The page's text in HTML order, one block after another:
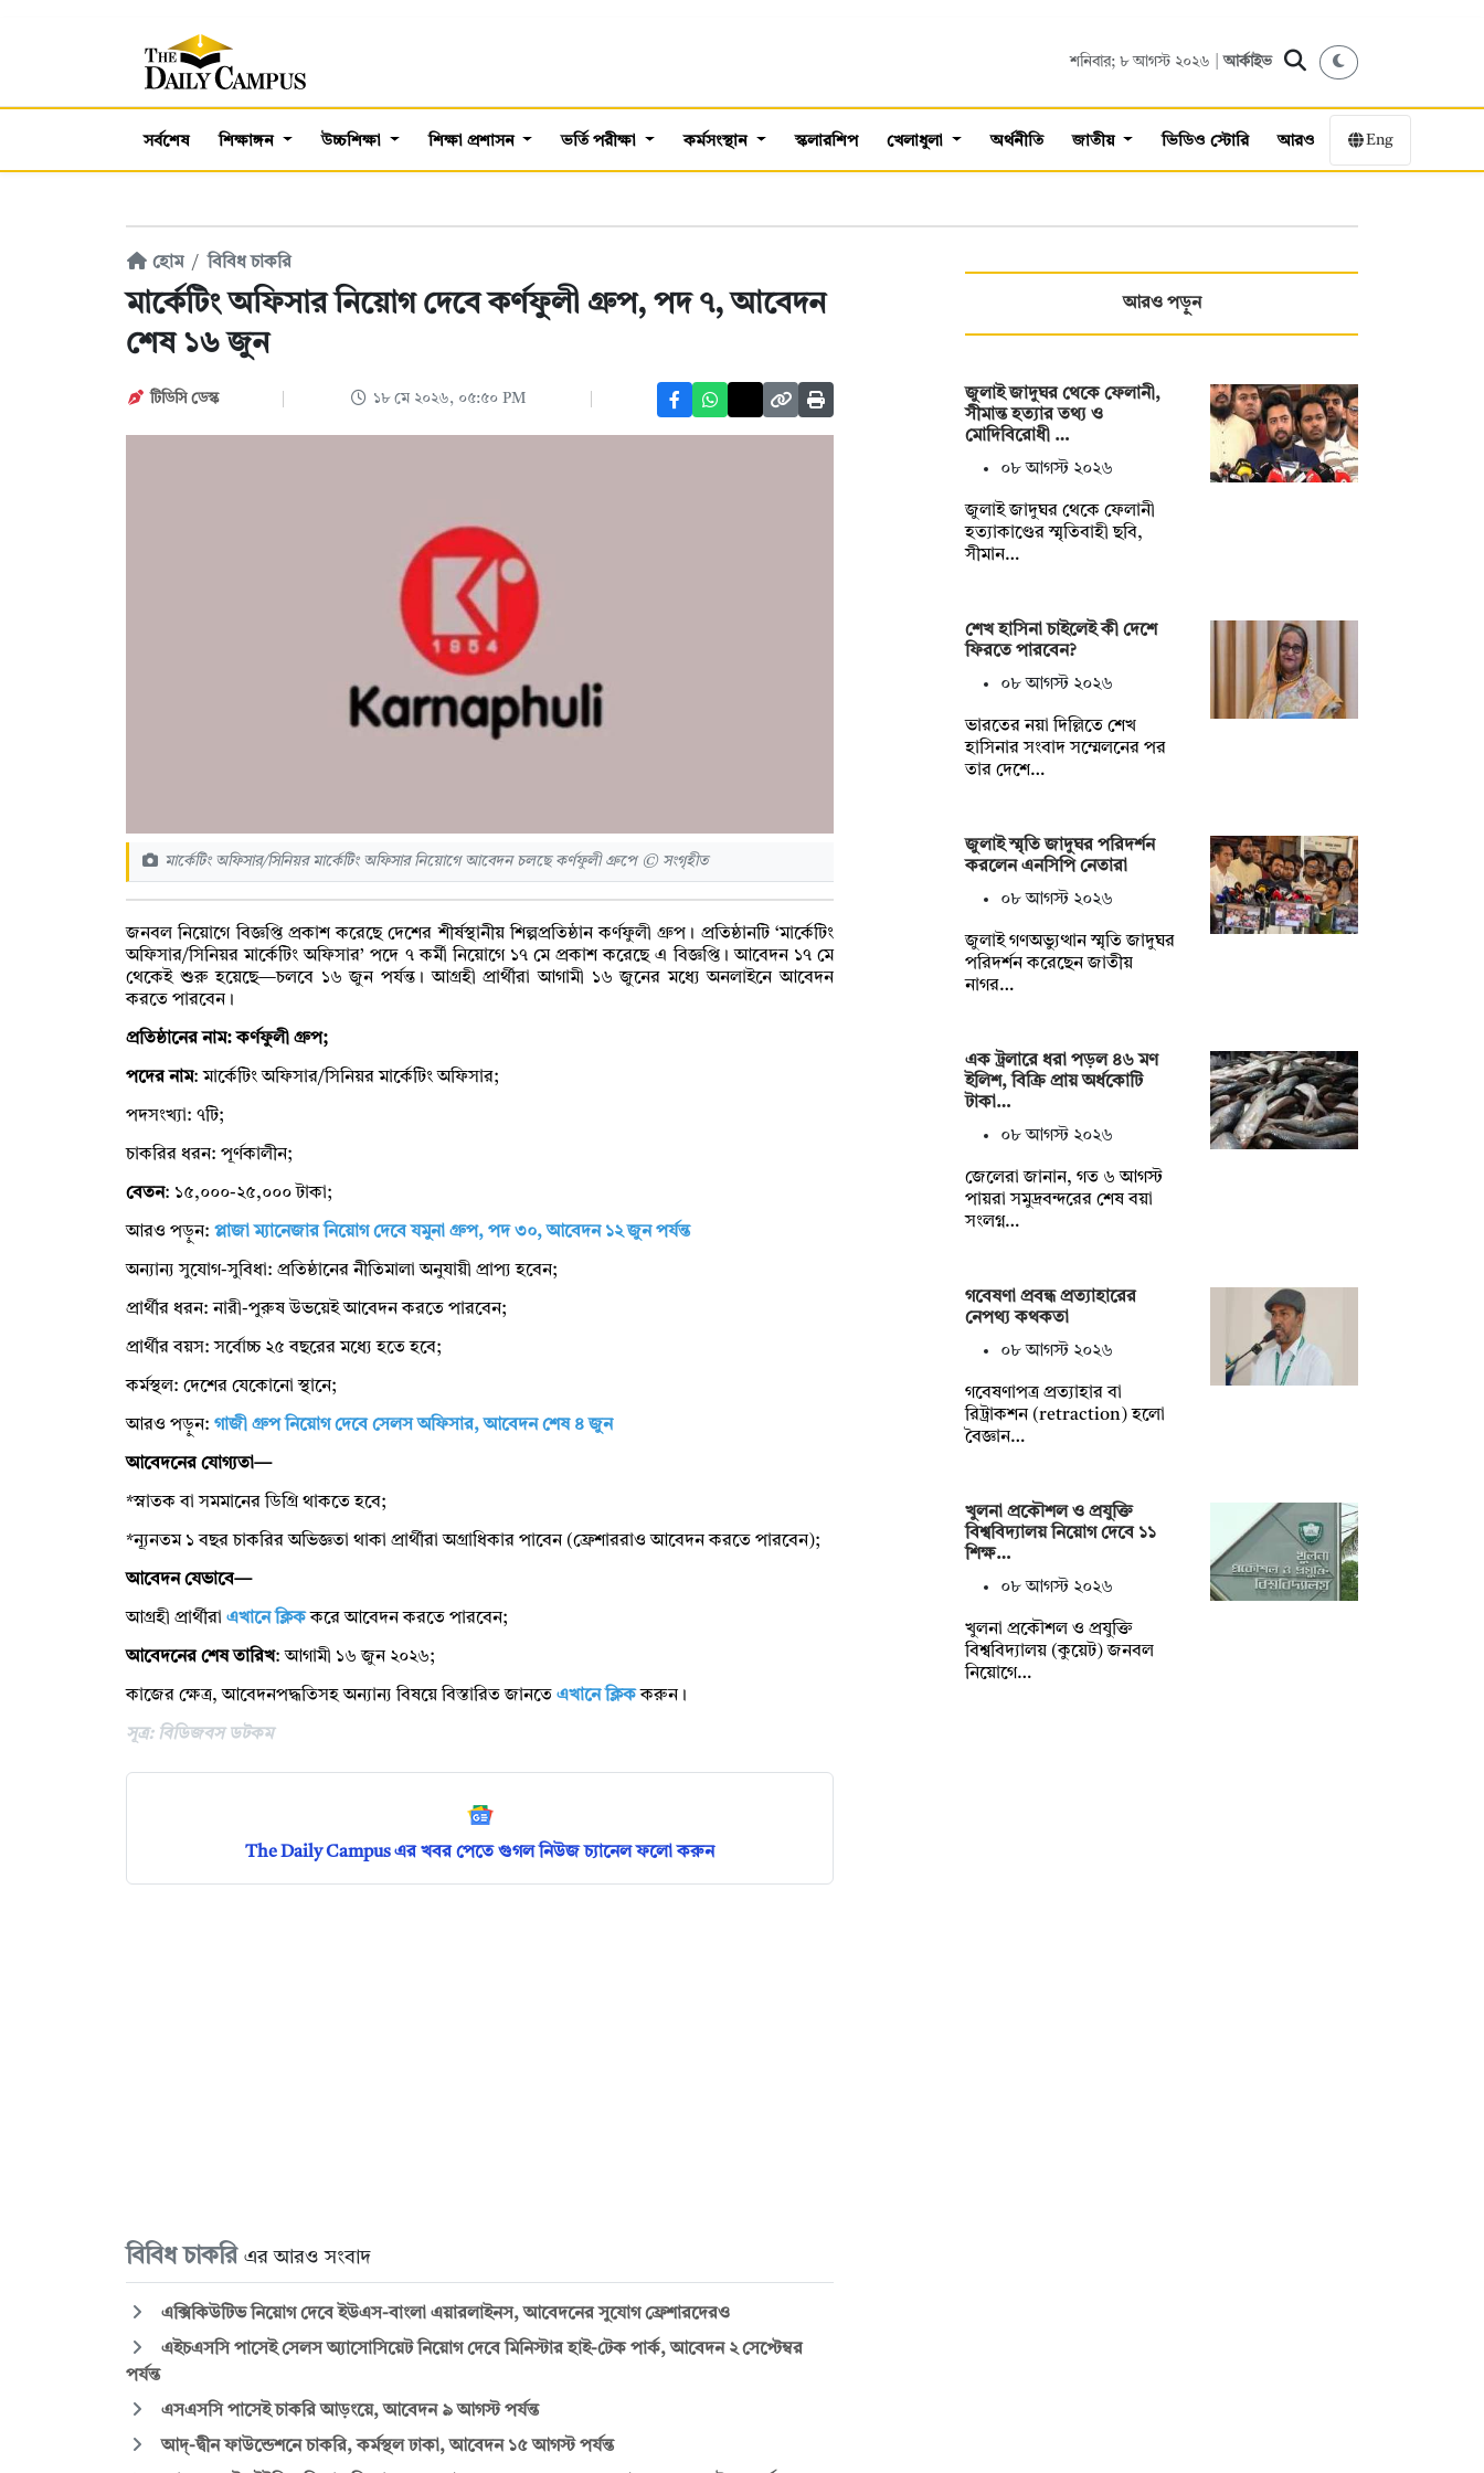
শনিবার; ৮ আগস্ট ২০২৬ |আর্কাইভ
সর্বশেষ শিক্ষাঙ্গন উচ্চশিক্ষা শিক্ষা প্রশাসন ভর্তি পরীক্ষা কর্মসংস্থান স্কলারশিপ খেলাধুলা অর্থনীতি জাতীয় ভিডিও স্টোরি আরও Eng
হোম বিবিধ চাকরি
মার্কেটিং অফিসার নিয়োগ দেবে কর্ণফুলী গ্রুপ, পদ ৭, আবেদন
শেষ ১৬ জুন
টিডিসি ডেস্ক ১৮ মে ২০২৬, ০৫:৫০ PM
মার্কেটিং অফিসার/সিনিয়র মার্কেটিং অফিসার নিয়োগে আবেদন চলছে কর্ণফুলী গ্রুপে © সংগৃহীত
জনবল নিয়োগে বিজ্ঞপ্তি প্রকাশ করেছে দেশের শীর্ষস্থানীয় শিল্পপ্রতিষ্ঠান কর্ণফুলী গ্রুপ। প্রতিষ্ঠানটি ‘মার্কেটিং
অফিসার/সিনিয়র মার্কেটিং অফিসার’ পদে ৭ কর্মী নিয়োগে ১৭ মে প্রকাশ করেছে এ বিজ্ঞপ্তি। আবেদন ১৭ মে
থেকেই শুরু হয়েছে—চলবে ১৬ জুন পর্যন্ত। আগ্রহী প্রার্থীরা আগামী ১৬ জুনের মধ্যে অনলাইনে আবেদন
করতে পারবেন।
প্রতিষ্ঠানের নাম: কর্ণফুলী গ্রুপ;
পদের নাম: মার্কেটিং অফিসার/সিনিয়র মার্কেটিং অফিসার;
পদসংখ্যা: ৭টি;
চাকরির ধরন: পূর্ণকালীন;
বেতন: ১৫,০০০-২৫,০০০ টাকা;
আরও পড়ুন: প্লাজা ম্যানেজার নিয়োগ দেবে যমুনা গ্রুপ, পদ ৩০, আবেদন ১২ জুন পর্যন্ত
অন্যান্য সুযোগ-সুবিধা: প্রতিষ্ঠানের নীতিমালা অনুযায়ী প্রাপ্য হবেন;
প্রার্থীর ধরন: নারী-পুরুষ উভয়েই আবেদন করতে পারবেন;
প্রার্থীর বয়স: সর্বোচ্চ ২৫ বছরের মধ্যে হতে হবে;
কর্মস্থল: দেশের যেকোনো স্থানে;
আরও পড়ুন: গাজী গ্রুপ নিয়োগ দেবে সেলস অফিসার, আবেদন শেষ ৪ জুন
আবেদনের যোগ্যতা—
*স্নাতক বা সমমানের ডিগ্রি থাকতে হবে;
*ন্যূনতম ১ বছর চাকরির অভিজ্ঞতা থাকা প্রার্থীরা অগ্রাধিকার পাবেন (ফ্রেশাররাও আবেদন করতে পারবেন);
আবেদন যেভাবে—
আগ্রহী প্রার্থীরা এখানে ক্লিককরে আবেদন করতে পারবেন;
আবেদনের শেষ তারিখ: আগামী ১৬ জুন ২০২৬;
কাজের ক্ষেত্র, আবেদনপদ্ধতিসহ অন্যান্য বিষয়ে বিস্তারিত জানতে এখানে ক্লিককরুন।
সূত্র: বিডিজবস ডটকম
The Daily Campus এর খবর পেতে গুগল নিউজ চ্যানেল ফলো করুন
বিবিধ চাকরি এর আরও সংবাদ
এক্সিকিউটিভ নিয়োগ দেবে ইউএস-বাংলা এয়ারলাইনস, আবেদনের সুযোগ ফ্রেশারদেরও
এইচএসসি পাসেই সেলস অ্যাসোসিয়েট নিয়োগ দেবে মিনিস্টার হাই-টেক পার্ক, আবেদন ২ সেপ্টেম্বর
পর্যন্ত
এসএসসি পাসেই চাকরি আড়ংয়ে, আবেদন ৯ আগস্ট পর্যন্ত
আদ্-দ্বীন ফাউন্ডেশনে চাকরি, কর্মস্থল ঢাকা, আবেদন ১৫ আগস্ট পর্যন্ত
আরও পড়ুন
জুলাই জাদুঘর থেকে ফেলানী,
সীমান্ত হত্যার তথ্য ও
মোদিবিরোধী …
০৮ আগস্ট ২০২৬
জুলাই জাদুঘর থেকে ফেলানী
হত্যাকাণ্ডের স্মৃতিবাহী ছবি,
সীমান…
শেখ হাসিনা চাইলেই কী দেশে
ফিরতে পারবেন?
০৮ আগস্ট ২০২৬
ভারতের নয়া দিল্লিতে শেখ
হাসিনার সংবাদ সম্মেলনের পর
তার দেশে…
জুলাই স্মৃতি জাদুঘর পরিদর্শন
করলেন এনসিপি নেতারা
০৮ আগস্ট ২০২৬
জুলাই গণঅভ্যুত্থান স্মৃতি জাদুঘর
পরিদর্শন করেছেন জাতীয়
নাগর…
এক ট্রলারে ধরা পড়ল ৪৬ মণ
ইলিশ, বিক্রি প্রায় অর্ধকোটি
টাকা…
০৮ আগস্ট ২০২৬
জেলেরা জানান, গত ৬ আগস্ট
পায়রা সমুদ্রবন্দরের শেষ বয়া
সংলগ্ন…
গবেষণা প্রবন্ধ প্রত্যাহারের
নেপথ্য কথকতা
০৮ আগস্ট ২০২৬
গবেষণাপত্র প্রত্যাহার বা
রিট্রাকশন (retraction) হলো
বৈজ্ঞান…
খুলনা প্রকৌশল ও প্রযুক্তি
বিশ্ববিদ্যালয় নিয়োগ দেবে ১১
শিক্ষ…
০৮ আগস্ট ২০২৬
খুলনা প্রকৌশল ও প্রযুক্তি
বিশ্ববিদ্যালয় (কুয়েট) জনবল
নিয়োগে…